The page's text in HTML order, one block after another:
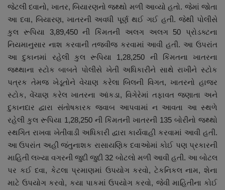
જેટલી દવાનો, ખાતર, બિયારણનો જથ્થો મળી આવ્યો હતો. જેમાં જોતા
આ દવા, બિયારણ, ખાતરની અવધી પૂર્ણ થઈ ગઈ હતી. જેથી પોલીસે
કુલ રૂપિયા 3,89,450 ની કિંમતની અલગ અલગ 50 પ્રોડક્ટના
નિયમાનુસાર નાશ કરવાની તજવીજ કરવામાં આવી હતી. આ ઉપરાંત
આ દુકાનમાં રહેલી કુલ રૂપિયા 1,28,250 ની કિંમતના ખાતરના
જથ્થાના સ્ટોક બાબતે પોલીસે ખેતી અધિકારીને સાથે રાખીને સ્ટોક
પત્રક તેમજ ખેડૂતોને વેચાણ કરેલા બિલની વિગત, ખાતરનો હાજર
સ્ટોક, વેંચાણ કરેલ ખાતરના આંકડા, વિગેરેમાં તફાવત જણાતા અને
દુકાનદાર દ્વારા સંતોષકારક જવાબ આપવામાં ન આવતા આ સ્થળે
રહેલી કુલ રૂપિયા 1,28,250 ની કિંમતની ખાતરની 135 બોરીનો જથ્થો
સ્થગિત રાખવા ખેતીવાડી અધિકારી દ્વારા કાર્યવાહી કરવામાં આવી હતી.
આ ઉપરાંત અહીં જંતુનાશક રાસાયણિક દવાઓમાં કોઈ પણ પ્રકારની
માહિતી લખ્યા વગરની જુદી જુદી 32 બોટલો મળી આવી હતી. આ બોટલ
પર કઈ દવા, કેટલા પ્રમાણમાં ઉપયોગ કરવો, ટેકનિકલ નામ, શેના
માટે ઉપયોગ કરવો, કયા પાકમાં ઉપયોગ કરવો, જેવી માહિતીના કોઈ